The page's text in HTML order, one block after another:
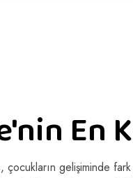
En
gelişiminde